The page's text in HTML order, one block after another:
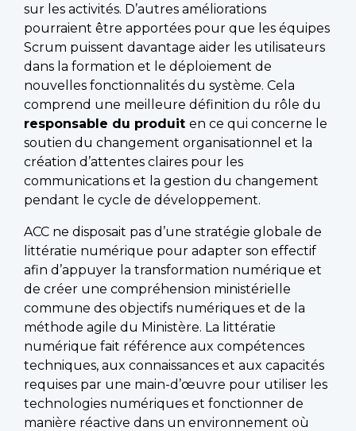
sur les activités. D’autres améliorations
pourraient être apportées pour que les équipes
Scrum puissent davantage aider les utilisateurs
dans la formation et le déploiement de
nouvelles fonctionnalités du système. Cela
comprend une meilleure définition du rôle du
responsable du produit en ce qui concerne le
soutien du changement organisationnel et la
création d’attentes claires pour les
communications et la gestion du changement
pendant le cycle de développement.
ACC ne disposait pas d’une stratégie globale de
littératie numérique pour adapter son effectif
afin d’appuyer la transformation numérique et
de créer une compréhension ministérielle
commune des objectifs numériques et de la
méthode agile du Ministère. La littératie
numérique fait référence aux compétences
techniques, aux connaissances et aux capacités
requises par une main-d’œuvre pour utiliser les
technologies numériques et fonctionner de
manière réactive dans un environnement où